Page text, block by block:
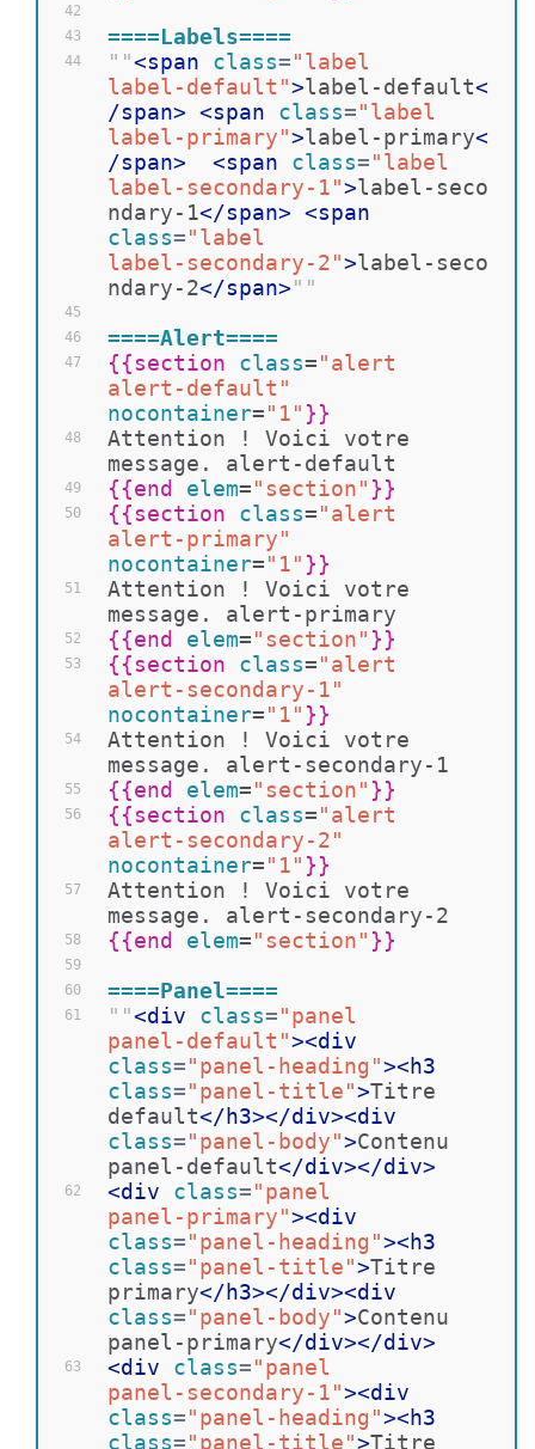
42
43
44
45
46
47
48
49
50
51
52
53
54
55
56
57
58
59
60
61
62
63
====Labels====
""<span class="label
label-default">label-default<
/span> <span class="label
label-primary">label-primary<
/span> <span class="label
label-secondary-1">label-seco
ndary-1</span> <span
class="label
label-secondary-2">label-seco
ndary-2</span>""
====Alert====
{{section class="alert
alert-default"
nocontainer="1" }}
Attention ! Voici votre
message. alert-default
{{end elem="section" }}
{{section class="alert
alert-primary"
nocontainer="1" }}
Attention ! Voici votre
message. alert-primary
{{end elem="section" }}
{{section class="alert
alert-secondary-1"
nocontainer="1" }}
Attention ! Voici votre
message. alert-secondary-1
{{end elem="section" }}
{{section class="alert
alert-secondary-2"
nocontainer="1" }}
Attention ! Voici votre
message. alert-secondary-2
{{end elem="section" }}
====Panel====
""<div class="panel
panel-default"><div
class="panel-heading"><h3
class="panel-title">Titre
default</h3></div><div
class="panel-body">Contenu
panel-default</div></div>
<div class="panel
panel-primary"><div
class="panel-heading"><h3
class="panel-title">Titre
primary</h3></div><div
class="panel-body">Contenu
panel-primary</div></div>
<div class="panel
panel-secondary-1"><div
class="panel-heading"><h3
class="panel-title">Titre